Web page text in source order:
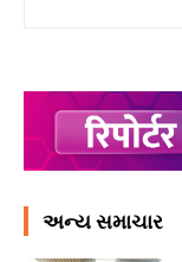
અન્ય સમાચાર